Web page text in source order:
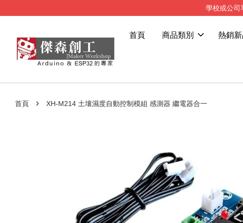
學校或公司
首頁 商品類別 熱銷
首頁 › XH-M214 土壤濕度自動控制模組 感測器 繼電器合一